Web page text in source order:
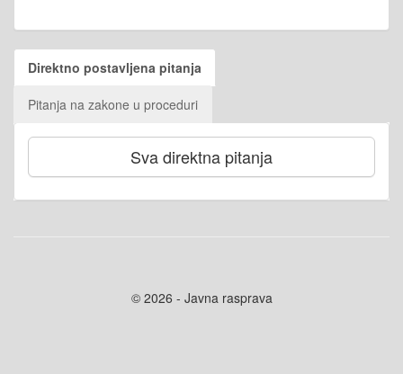
Direktno postavljena pitanja
Pitanja na zakone u proceduri
Sva direktna pitanja
© 2026 - Javna rasprava